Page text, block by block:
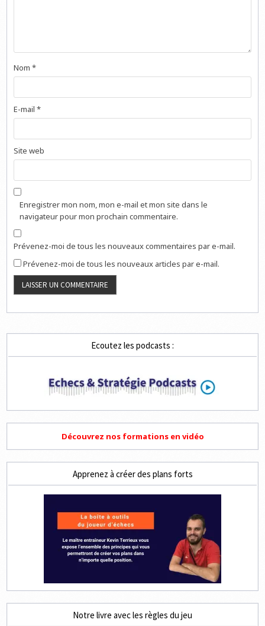
Nom*
E-mail*
Site web
Enregistrer mon nom, mon e-mail et mon site dans le
navigateur pour mon prochain commentaire.
Prévenez-moi de tous les nouveaux commentaires par e-mail.
Prévenez-moi de tous les nouveaux articles par e-mail.
Ecoutez les podcasts :
Découvrez nos formations en vidéo
Apprenez à créer des plans forts
Notre livre avec les règles du jeu